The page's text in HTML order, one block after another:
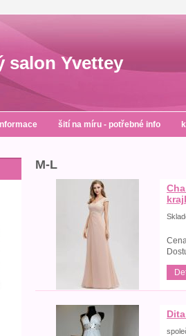
salon Yvettey
Informace šití na míru - potřebné info
M-L